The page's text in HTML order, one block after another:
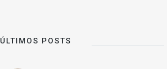
ÚLTIMOS POSTS